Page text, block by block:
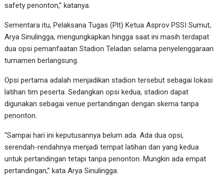
safety penonton,” katanya.
Sementara itu, Pelaksana Tugas (Plt) Ketua Asprov PSSI Sumut,
Arya Sinulingga, mengungkapkan hingga saat ini masih terdapat
dua opsi pemanfaatan Stadion Teladan selama penyelenggaraan
turnamen berlangsung.
Opsi pertama adalah menjadikan stadion tersebut sebagai lokasi
latihan tim peserta. Sedangkan opsi kedua, stadion dapat
digunakan sebagai venue pertandingan dengan skema tanpa
penonton.
“Sampai hari ini keputusannya belum ada. Ada dua opsi,
serendah-rendahnya menjadi tempat latihan dan yang kedua
untuk pertandingan tetapi tanpa penonton. Mungkin ada empat
pertandingan,” kata Arya Sinulingga.